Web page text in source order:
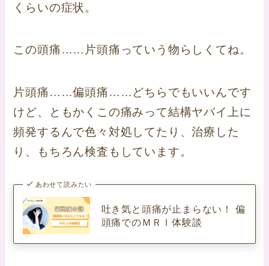
くらいの症状。
この頭痛……片頭痛っていう物らしくてね。
片頭痛……偏頭痛……どちらでもいいんです
けど、ともかくこの痛みって結構ヤバイ上に
頻発するんで色々対処してたり、治療した
り、もちろん検査もしています。
あわせて読みたい
吐き気と頭痛が止まらない！ 偏
頭痛でのＭＲＩ体験談